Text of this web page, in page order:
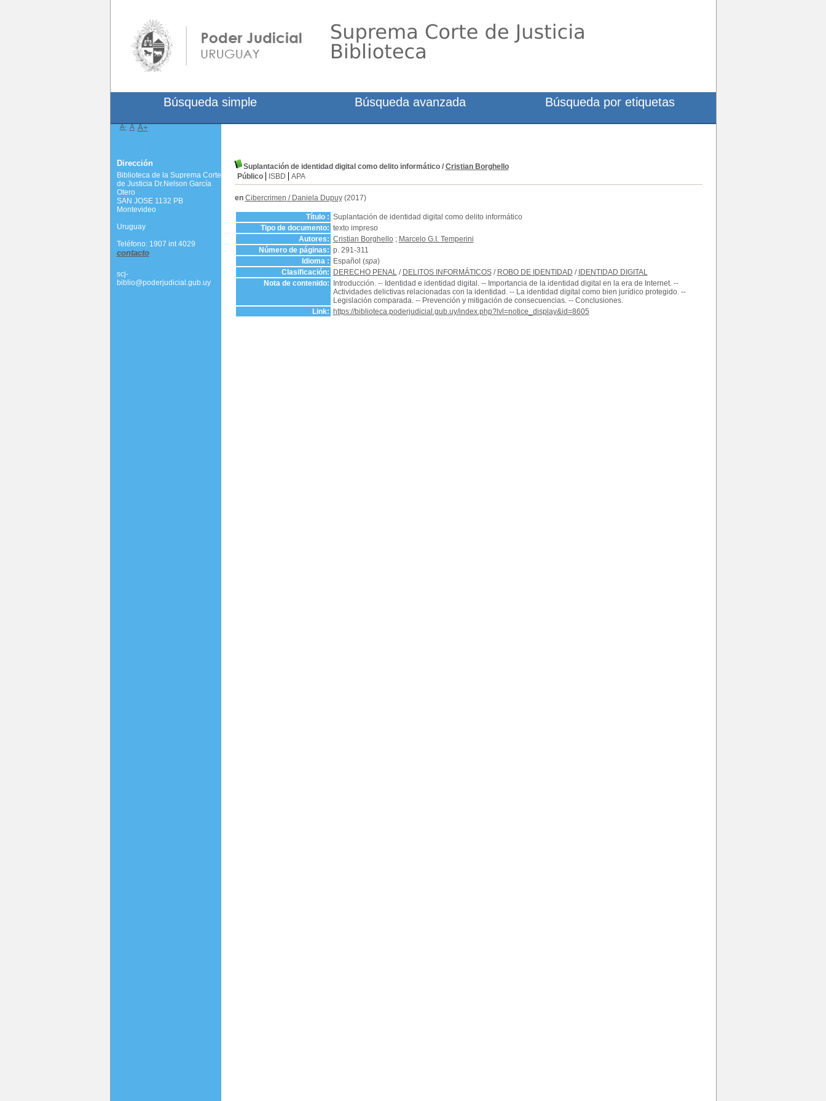
Suplantación de identidad digital como delito informático/ Cristian Borghello
Público
ISBD APA
en Cibercrimen / Daniela Dupuy(2017)
Título : Suplantación de identidad digital como delito informático
Tipo de documento: texto impreso
Autores: Cristian Borghello; Marcelo G.I. Temperini
Número de páginas: p. 291-311
Idioma :
Español (spa)
Clasificación:
DERECHO PENAL/ DELITOS INFORMÁTICOS/ ROBO DE IDENTIDAD / IDENTIDAD DIGITAL
Nota de contenido:
Introducción. -- Identidad e identidad digital. -- Importancia de la identidad digital en la era de Internet. --
Actividades delictivas relacionadas con la identidad. -- La identidad digital como bien jurídico protegido. --
Legislación comparada. -- Prevención y mitigación de consecuencias. -- Conclusiones.
Link:
https://biblioteca.poderjudicial.gub.uy/index.php?lvl=notice_display&id=8605
Búsqueda simple Búsqueda avanzada Búsqueda por etiquetas
A- A A+
Dirección
Biblioteca de la Suprema Corte
de Justicia Dr.Nelson García
Otero
SAN JOSE 1132 PB
Montevideo
Uruguay
Teléfono: 1907 int 4029
contacto
scj-
biblio@poderjudicial.gub.uy